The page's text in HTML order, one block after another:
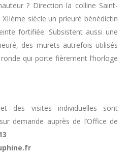
? Direction la colline Saint-
siècle un prieuré bénédictin
fortifiée. Subsistent aussi une
des murets autrefois utilisés
qui porte fièrement l’horloge
des visites individuelles sont
demande auprès de l’Office de